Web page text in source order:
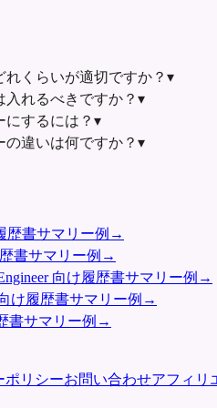
くらいが適切ですか？ ▾
れるべきですか？ ▾
するには？ ▾
違いは何ですか？ ▾
歴書サマリー例 →
書サマリー例 →
向け履歴書サマリー例 →
け履歴書サマリー例 →
書サマリー例 →
ポリシーお問い合わせアフィリ